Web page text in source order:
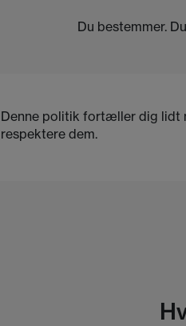
Du bestemmer.
Denne politik fortæller dig lidt
respektere dem.